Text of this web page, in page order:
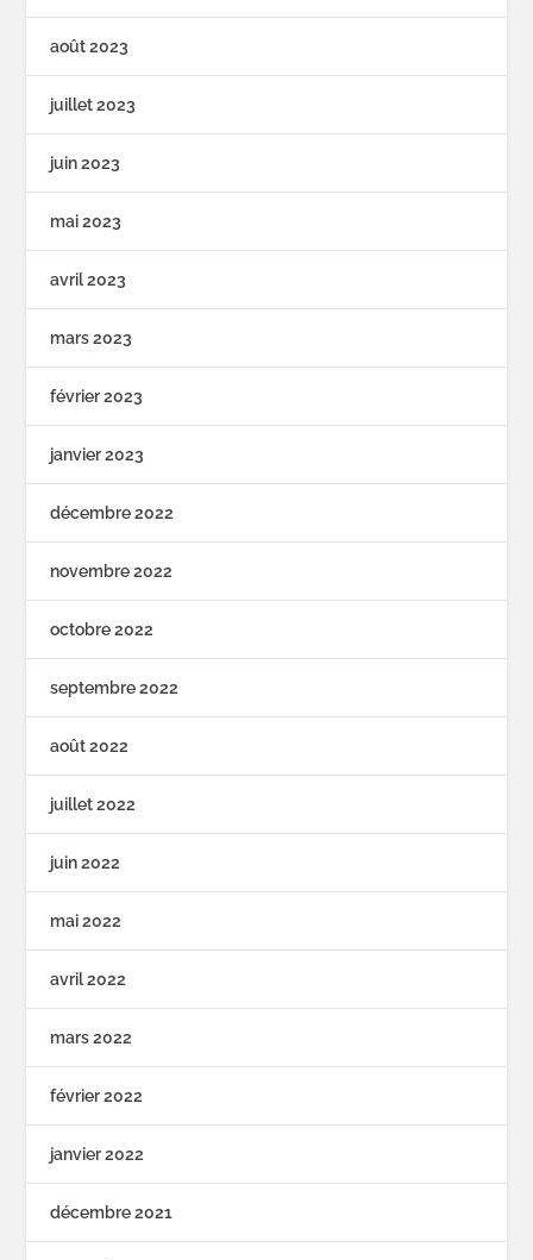
août 2023
juillet 2023
juin 2023
mai 2023
avril 2023
mars 2023
février 2023
janvier 2023
décembre 2022
novembre 2022
octobre 2022
septembre 2022
août 2022
juillet 2022
juin 2022
mai 2022
avril 2022
mars 2022
février 2022
janvier 2022
décembre 2021